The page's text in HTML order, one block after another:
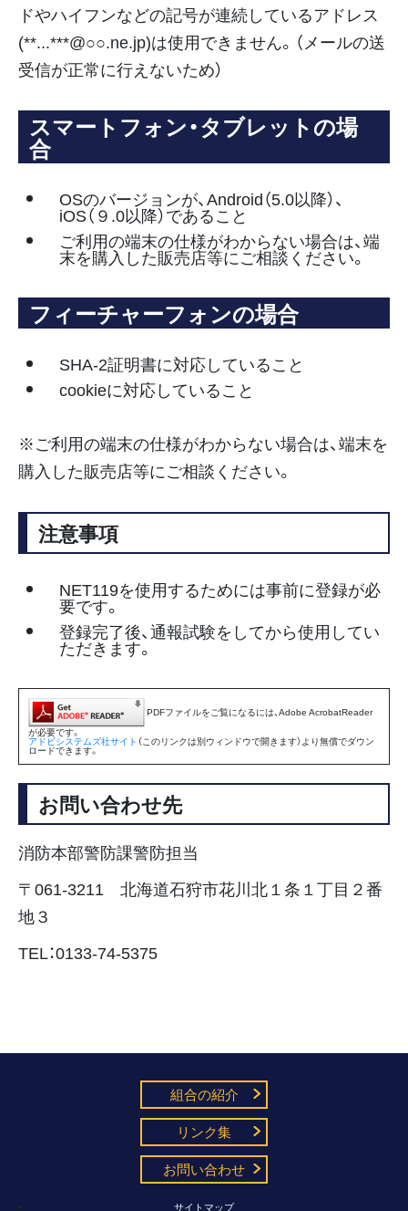
ドやハイフンなどの記号が連続しているアドレス
(**...***@○○.ne.jp)は使用できません。（メールの送
受信が正常に行えないため）
スマートフォン・タブレットの場
合
OSのバージョンが、Android（5.0以降）、
iOS（９.0以降）であること
ご利用の端末の仕様がわからない場合は、端
末を購入した販売店等にご相談ください。
フィーチャーフォンの場合
SHA-2証明書に対応していること
cookieに対応していること
※ご利用の端末の仕様がわからない場合は、端末を
購入した販売店等にご相談ください。
注意事項
NET119を使用するためには事前に登録が必
要です。
登録完了後、通報試験をしてから使用してい
ただきます。
PDFファイルをご覧になるには、Adobe AcrobatReader
が必要です。
アドビシステムズ社サイト （このリンクは別ウィンドウで開きます）より無償でダウン
ロードできます。
お問い合わせ先
消防本部警防課警防担当
〒061-3211 北海道石狩市花川北１条１丁目２番
地３
TEL：0133-74-5375
組合の紹介
リンク集
お問い合わせ
サイトマップ